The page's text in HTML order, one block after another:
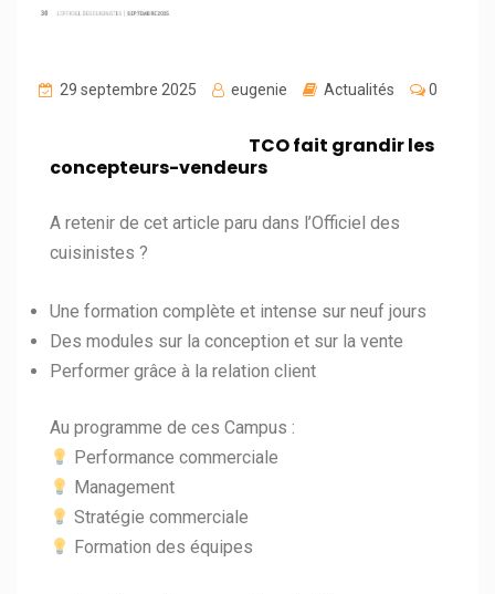
29 septembre 2025 eugenie Actualités 0
TCO fait grandir les
concepteurs-vendeurs
A retenir de cet article paru dans l’Officiel des
cuisinistes ?
Une formation complète et intense sur neuf jours
Des modules sur la conception et sur la vente
Performer grâce à la relation client
Au programme de ces Campus :
Performance commerciale
Management
Stratégie commerciale
Formation des équipes